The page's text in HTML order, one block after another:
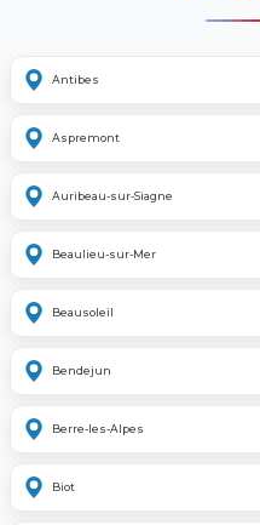
Antibes
Aspremont
Auribeau-sur-Siagne
Beaulieu-sur-Mer
Beausoleil
Bendejun
Berre-les-Alpes
Biot